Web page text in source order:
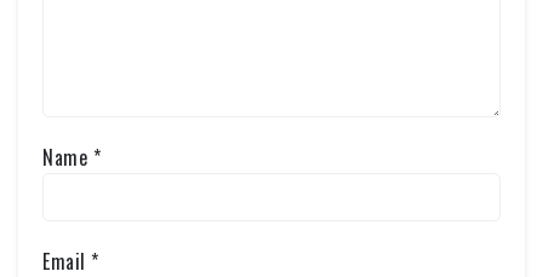
Name *
Email *